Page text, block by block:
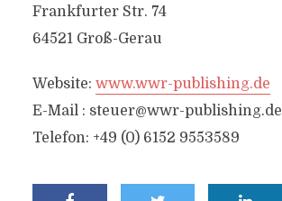
Frankfurter Str. 74
64521 Groß-Gerau
Website: www.wwr-publishing.de
E-Mail : steuer@wwr-publishing.de
Telefon: +49 (0) 6152 9553589